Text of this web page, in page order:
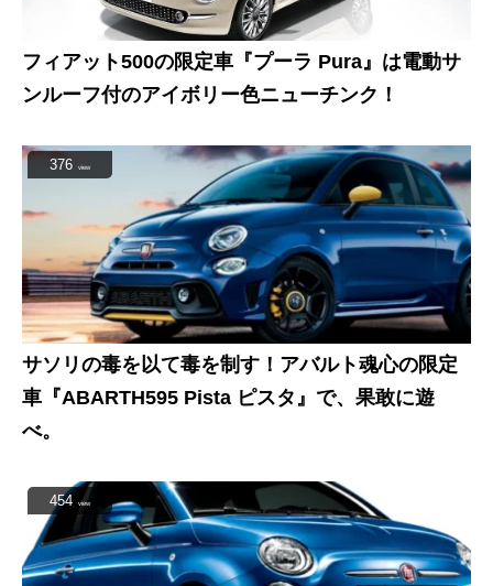
フィアット500の限定車『プーラ Pura』は電動サ
ンルーフ付のアイボリー色ニューチンク！
376 view
サソリの毒を以て毒を制す！アバルト魂心の限定
車『ABARTH595 Pista ピスタ』で、果敢に遊
べ。
454 view